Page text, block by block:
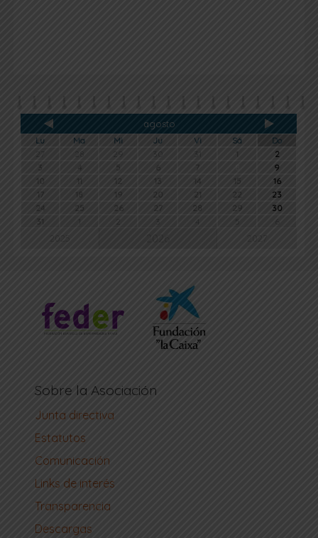
agosto
Lu Ma Mi Ju Vi Sá
Do
27
28 29 30 31 1
2
3
4 5 6 7
9
10
11 12 13 14 15
16
17
18 19 20 21 22
23
24
25 26 27 28 29
30
31
2 3 4 5 6
Sobre la Asociación
Junta directiva
Estatutos
Comunicación
Links de interés
Transparencia
Descargas